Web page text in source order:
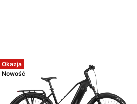
Okazja
Nowość